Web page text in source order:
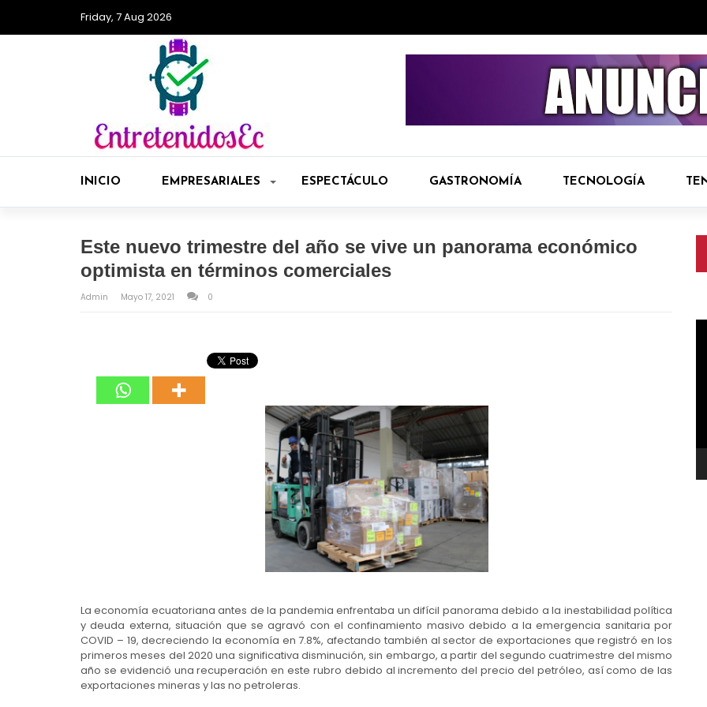
Friday, 7 Aug 2026
INICIO EMPRESARIALES ESPECTÁCULO GASTRONOMÍA TECNOLOGÍA
Este nuevo trimestre del año se vive un panorama económico
optimista en términos comerciales
Admin Mayo 17, 2021 0
La economía ecuatoriana antes de la pandemia enfrentaba un difícil panorama debido a la inestabilidad política
y deuda externa, situación que se agravó con el confinamiento masivo debido a la emergencia sanitaria por
COVID – 19, decreciendo la economía en 7.8%, afectando también al sector de exportaciones que registró en los
primeros meses del 2020 una significativa disminución, sin embargo, a partir del segundo cuatrimestre del mismo
año se evidenció una recuperación en este rubro debido al incremento del precio del petróleo, así como de las
exportaciones mineras y las no petroleras.